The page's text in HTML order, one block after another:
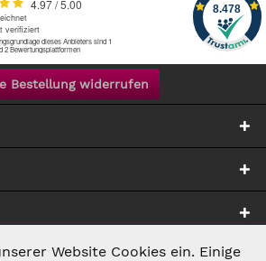
Bestellung widerrufen
Aktiv
Website Cookies ein. Einige